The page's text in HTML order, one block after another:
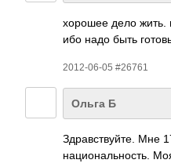
хорошее дело жить.
ибо надо быть
2012-06-05 #26761
Ольга Б
Здра­вств­уйте. Мне
наци­онал­ьнос­ть.